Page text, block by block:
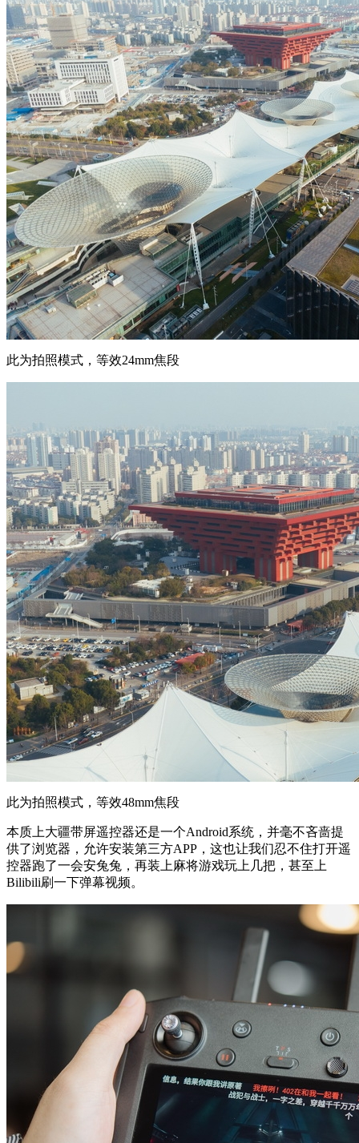
此为拍照模式，等效24mm焦段
此为拍照模式，等效48mm焦段
本质上大疆带屏遥控器还是一个Android系统，并毫不吝啬提
供了浏览器，允许安装第三方APP，这也让我们忍不住打开遥
控器跑了一会安兔兔，再装上麻将游戏玩上几把，甚至上
Bilibili刷一下弹幕视频。